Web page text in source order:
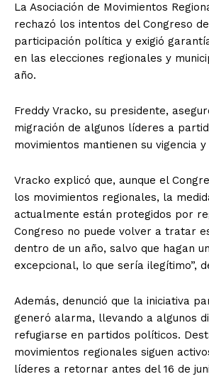
La Asociación de Movimientos
rechazó los intentos del Congreso
participación política y exigió
en las elecciones regionales y
año.
Freddy Vracko, su presidente,
migración de algunos líderes a
movimientos mantienen su vigencia
Vracko explicó que, aunque el
los movimientos regionales, la
actualmente están protegidos por
Congreso no puede volver a tratar
dentro de un año, salvo que hagan
excepcional, lo que sería ilegítimo”,
Además, denunció que la iniciativa
generó alarma, llevando a algunos
refugiarse en partidos políticos.
movimientos regionales siguen
líderes a retornar antes del 16 de